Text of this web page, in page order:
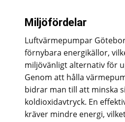
Miljöfördelar
Luftvärmepumpar
förnybara energikällor,
miljövänligt alternativ för
Genom att hålla
bidrar man till att minska
koldioxidavtryck. En
kräver mindre energi,